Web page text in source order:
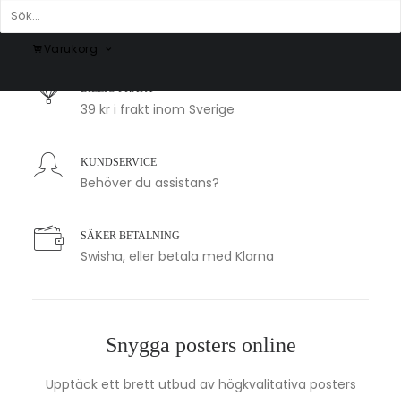
Varukorg
1-2 arbetsdagar
BILLIG FRAKT
39 kr i frakt inom Sverige
KUNDSERVICE
Behöver du assistans?
SÄKER BETALNING
Swisha, eller betala med Klarna
Snygga posters online
Upptäck ett brett utbud av högkvalitativa posters